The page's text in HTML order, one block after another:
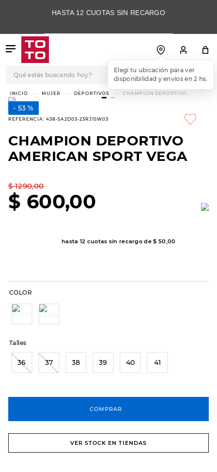
HASTA 12 CUOTAS SIN RECARGO
Elegí tu ubicación para ver
disponibilidad y envíos en 2 hs.
MUJER DEPORTIVOS
CHAMPION DEPORTIVO
53 %
REFERENCIA: 438-5A2D03-23RJ15W03
CHAMPION DEPORTIVO
AMERICAN SPORT VEGA
$ 1290,00
$ 600,00
hasta 12 cuotas sin recargo de$ 50,00
COLOR
Talles
36 37 38 39 40 41
COMPRAR
VER STOCK EN TIENDAS
TÉRMINOS MÁS
BUSCADOS
3.
skechers slip-ins